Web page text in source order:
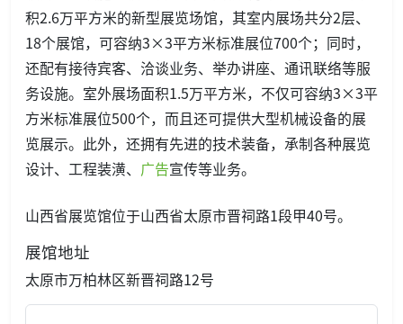
积2.6万平方米的新型展览场馆，其室内展场共分2层、
18个展馆，可容纳3×3平方米标准展位700个；同时，
还配有接待宾客、洽谈业务、举办讲座、通讯联络等服
务设施。室外展场面积1.5万平方米，不仅可容纳3×3平
方米标准展位500个，而且还可提供大型机械设备的展
览展示。此外，还拥有先进的技术装备，承制各种展览
设计、工程装潢、 广告宣传等业务。
山西省展览馆位于山西省太原市晋祠路1段甲40号。
展馆地址
太原市万柏林区新晋祠路12号